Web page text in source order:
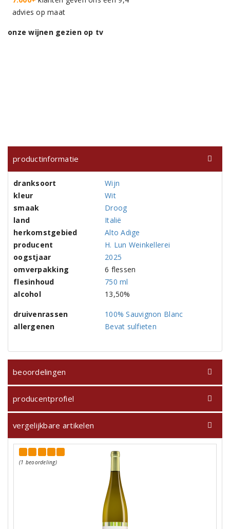
advies op maat
onze wijnen gezien op tv
productinformatie
dranksoort
Wijn
kleur
Wit
smaak
Droog
land
Italië
herkomstgebied
Alto Adige
producent
H. Lun Weinkellerei
oogstjaar
2025
omverpakking
6 flessen
flesinhoud
750 ml
alcohol
13,50%
druivenrassen
100% Sauvignon Blanc
allergenen
Bevat sulfieten
beoordelingen
producentprofiel
vergelijkbare artikelen
(1 beoordeling)